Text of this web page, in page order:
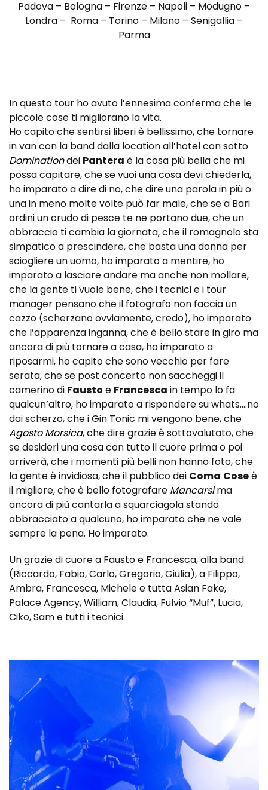
Padova – Bologna – Firenze – Napoli – Modugno –
Londra – Roma – Torino – Milano – Senigallia –
Parma
In questo tour ho avuto l’ennesima conferma che le
piccole cose ti migliorano la vita.
Ho capito che sentirsi liberi è bellissimo, che tornare
in van con la band dalla location all’hotel con sotto
Dominationdei Pantera è la cosa più bella che mi
possa capitare, che se vuoi una cosa devi chiederla,
ho imparato a dire di no, che dire una parola in più o
una in meno molte volte può far male, che se a Bari
ordini un crudo di pesce te ne portano due, che un
abbraccio ti cambia la giornata, che il romagnolo sta
simpatico a prescindere, che basta una donna per
sciogliere un uomo, ho imparato a mentire, ho
imparato a lasciare andare ma anche non mollare,
che la gente ti vuole bene, che i tecnici e i tour
manager pensano che il fotografo non faccia un
cazzo (scherzano ovviamente, credo), ho imparato
che l’apparenza inganna, che è bello stare in giro ma
ancora di più tornare a casa, ho imparato a
riposarmi, ho capito che sono vecchio per fare
serata, che se post concerto non saccheggi il
camerino di Fausto e Francesca in tempo lo fa
qualcun’altro, ho imparato a rispondere su whats….no
dai scherzo, che i Gin Tonic mi vengono bene, che
Agosto Morsica, che dire grazie è sottovalutato, che
se desideri una cosa con tutto il cuore prima o poi
arriverà, che i momenti più belli non hanno foto, che
la gente è invidiosa, che il pubblico dei Coma Coseè
il migliore, che è bello fotografare Mancarsima
ancora di più cantarla a squarciagola stando
abbracciato a qualcuno, ho imparato che ne vale
sempre la pena. Ho imparato.
Un grazie di cuore a Fausto e Francesca, alla band
(Riccardo, Fabio, Carlo, Gregorio, Giulia), a Filippo,
Ambra, Francesca, Michele e tutta Asian Fake,
Palace Agency, William, Claudia, Fulvio “Muf”, Lucia,
Ciko, Sam e tutti i tecnici.